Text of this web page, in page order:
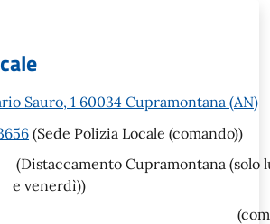
Sauro, 1 60034 Cupramontana (AN)
(Sede Polizia Locale (comando))
(Distaccamento Cupramontana (solo
e venerdì))